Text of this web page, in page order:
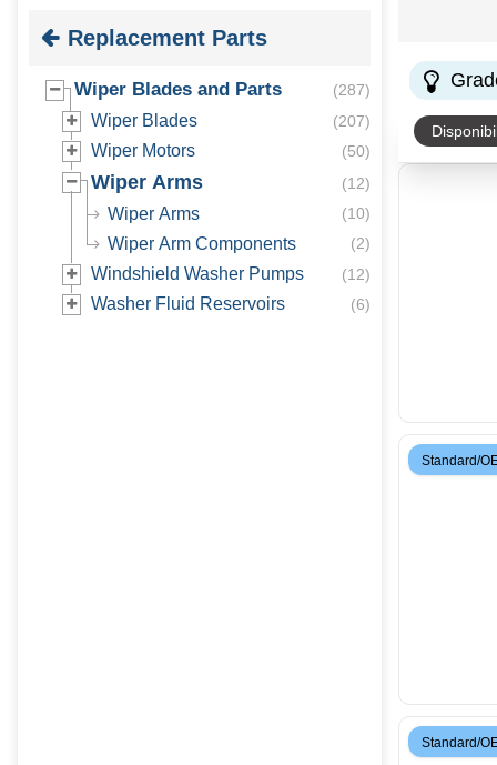
Replacement Parts
Wiper Blades and Parts (287)
Wiper Blades (207)
Wiper Motors (50)
Wiper Arms (12)
Wiper Arms (10)
Wiper Arm Components (2)
Windshield Washer Pumps (12)
Washer Fluid Reservoirs (6)
Standard/
Standard/